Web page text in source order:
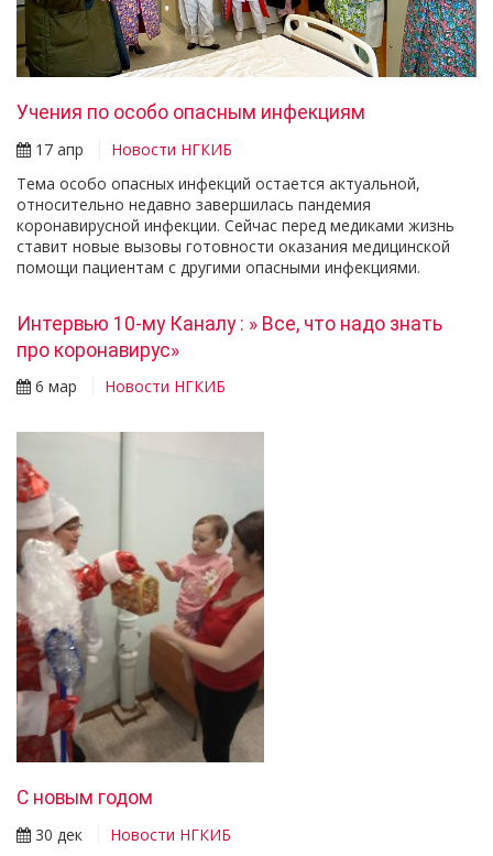
Учения по особо опасным инфекциям
17 апр
Новости НГКИБ
Тема особо опасных инфекций остается актуальной,
относительно недавно завершилась пандемия
коронавирусной инфекции. Сейчас перед медиками жизнь
ставит новые вызовы готовности оказания медицинской
помощи пациентам с другими опасными инфекциями.
Интервью 10-му Каналу : » Все, что надо знать
про коронавирус»
6 мар Новости НГКИБ
С новым годом
30 дек
Новости НГКИБ